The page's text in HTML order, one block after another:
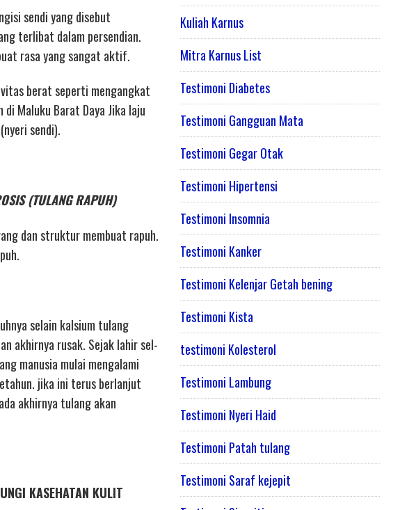
sendi yang disebut
terlibat dalam persendian.
rasa yang sangat aktif.
berat seperti mengangkat
Maluku Barat Daya Jika laju
sendi).
(TULANG RAPUH)
dan struktur membuat rapuh.
selain kalsium tulang
akhirnya rusak. Sejak lahir sel-
manusia mulai mengalami
jika ini terus berlanjut
akhirnya tulang akan
KASEHATAN KULIT
Kuliah Karnus
Mitra Karnus List
Testimoni Diabetes
Testimoni Gangguan Mata
Testimoni Gegar Otak
Testimoni Hipertensi
Testimoni Insomnia
Testimoni Kanker
Testimoni Kelenjar Getah bening
Testimoni Kista
testimoni Kolesterol
Testimoni Lambung
Testimoni Nyeri Haid
Testimoni Patah tulang
Testimoni Saraf kejepit